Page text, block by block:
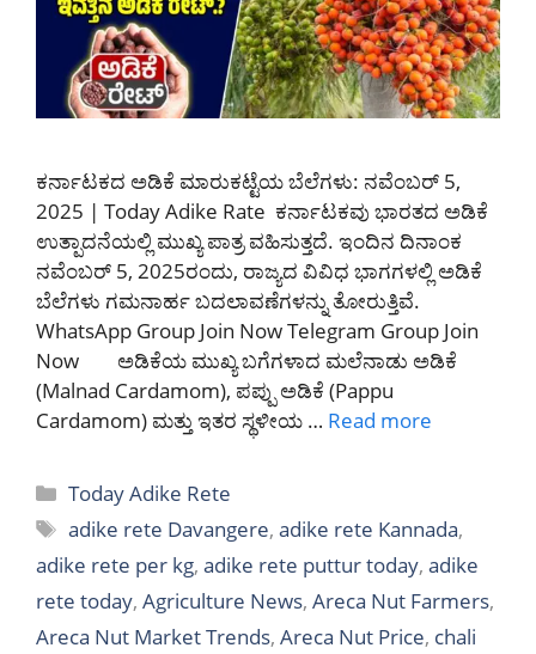
ಕರ್ನಾಟಕದ ಅಡಿಕೆ ಮಾರುಕಟ್ಟೆಯ ಬೆಲೆಗಳು: ನವೆಂಬರ್ 5,
2025 | Today Adike Rate ಕರ್ನಾಟಕವು ಭಾರತದ ಅಡಿಕೆ
ಉತ್ಪಾದನೆಯಲ್ಲಿ ಮುಖ್ಯ ಪಾತ್ರ ವಹಿಸುತ್ತದೆ. ಇಂದಿನ ದಿನಾಂಕ
ನವೆಂಬರ್ 5, 2025ರಂದು, ರಾಜ್ಯದ ವಿವಿಧ ಭಾಗಗಳಲ್ಲಿ ಅಡಿಕೆ
ಬೆಲೆಗಳು ಗಮನಾರ್ಹ ಬದಲಾವಣೆಗಳನ್ನು ತೋರುತ್ತಿವೆ.
WhatsApp Group Join Now Telegram Group Join
Now ಅಡಿಕೆಯ ಮುಖ್ಯ ಬಗೆಗಳಾದ ಮಲೆನಾಡು ಅಡಿಕೆ
(Malnad Cardamom), ಪಪ್ಪು ಅಡಿಕೆ (Pappu
Cardamom) ಮತ್ತು ಇತರ ಸ್ಥಳೀಯ … Read more
Categories
Today Adike Rete
Tags
adike rete Davangere,adike rete Kannada,
adike rete per kg, adike rete puttur today, adike
rete today, Agriculture News, Areca Nut Farmers,
Areca Nut Market Trends, Areca Nut Price, chali